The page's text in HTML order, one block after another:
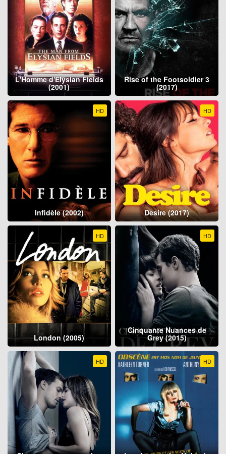
L'Homme d'Elysian Fields
(2001)
Rise of the Footsoldier 3
(2017)
HD
Infidèle (2002)
HD
Desire (2017)
HD
London (2005)
HD
Cinquante Nuances de
Grey (2015)
HD HD